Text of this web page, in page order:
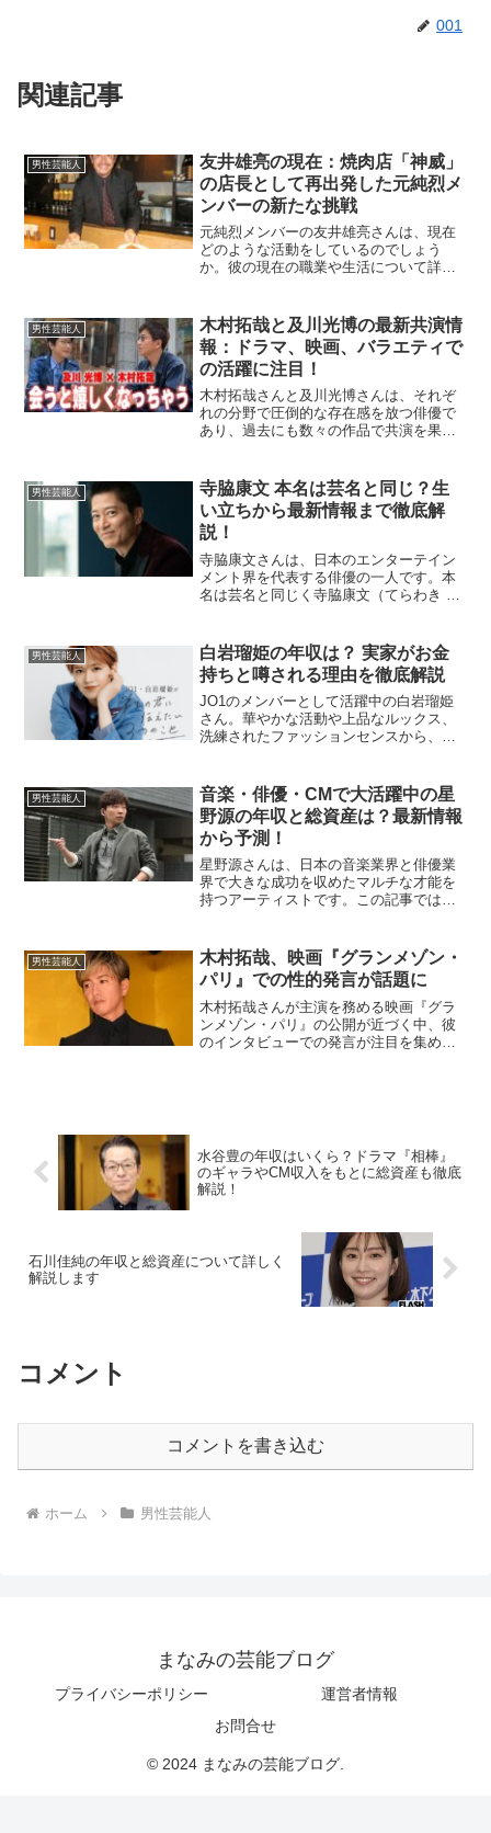
001
関連記事
男性芸能人
友井雄亮の現在：焼肉店「神威」
の店長として再出発した元純烈メ
ンバーの新たな挑戦
元純烈メンバーの友井雄亮さんは、現在
どのような活動をしているのでしょう
か。彼の現在の職業や生活について詳し
年に芸能界を引退しましたが、現在は大
阪市北区の北新地にある...
男性芸能人
木村拓哉と及川光博の最新共演情
報：ドラマ、映画、バラエティで
の活躍に注目！
木村拓哉さんと及川光博さんは、それぞ
れの分野で圧倒的な存在感を放つ俳優で
あり、過去にも数々の作品で共演を果た
れ、注目を集めています。この記事で
は、彼らの最新共演情報...
男性芸能人
寺脇康文 本名は芸名と同じ？生
い立ちから最新情報まで徹底解
説！
寺脇康文さんは、日本のエンターテイン
メント界を代表する俳優の一人です。本
名は芸名と同じく寺脇康文（てらわき や
ち、家族構成、代表作、趣味、最新の活
動など、あらゆる側面を掘...
男性芸能人
白岩瑠姫の年収は？ 実家がお金
持ちと噂される理由を徹底解説
JO1のメンバーとして活躍中の白岩瑠姫
さん。華やかな活動や上品なルックス、
洗練されたファッションセンスから、彼
白岩瑠姫さんの推定年収、そして「実家
がお金持ち」と噂される...
男性芸能人
音楽・俳優・CMで大活躍中の星
野源の年収と総資産は？最新情報
から予測！
星野源さんは、日本の音楽業界と俳優業
界で大きな成功を収めたマルチな才能を
持つアーティストです。この記事では、
年収はどのくらい？星野源さんの年収
は、多岐にわたる活動から得...
男性芸能人
木村拓哉、映画『グランメゾン・
パリ』での性的発言が話題に
木村拓哉さんが主演を務める映画『グラ
ンメゾン・パリ』の公開が近づく中、彼
のインタビューでの発言が注目を集めて
水谷豊の年収はいくら？ドラマ『相棒』
のギャラやCM収入をもとに総資産も徹底
解説！
石川佳純の年収と総資産について詳しく
解説します
コメント
コメントを書き込む
ホーム 男性芸能人
まなみの芸能ブログ
プライバシーポリシー
運営者情報
お問合せ
© 2024 まなみの芸能ブログ.